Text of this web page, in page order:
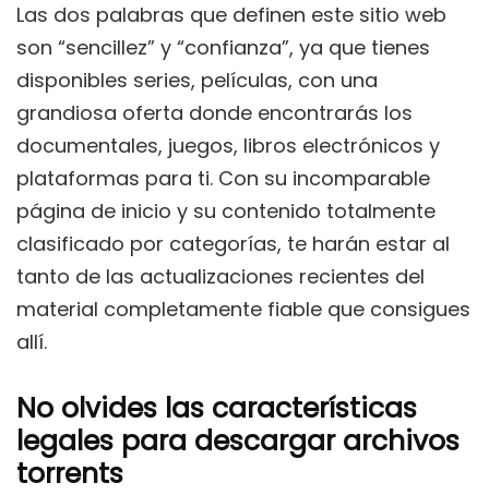
Las dos palabras que definen este sitio web
son “sencillez” y “confianza”, ya que tienes
disponibles series, películas, con una
grandiosa oferta donde encontrarás los
documentales, juegos, libros electrónicos y
plataformas para ti. Con su incomparable
página de inicio y su contenido totalmente
clasificado por categorías, te harán estar al
tanto de las actualizaciones recientes del
material completamente fiable que consigues
allí.
No olvides las características
legales para descargar archivos
torrents